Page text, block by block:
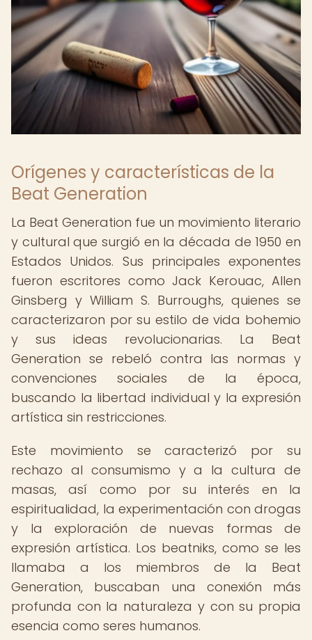
Orígenes y características de la
Beat Generation
La Beat Generation fue un movimiento literario
y cultural que surgió en la década de 1950 en
Estados Unidos. Sus principales exponentes
fueron escritores como Jack Kerouac, Allen
Ginsberg y William S. Burroughs, quienes se
caracterizaron por su estilo de vida bohemio
y sus ideas revolucionarias. La Beat
Generation se rebeló contra las normas y
convenciones sociales de la época,
buscando la libertad individual y la expresión
artística sin restricciones.
Este movimiento se caracterizó por su
rechazo al consumismo y a la cultura de
masas, así como por su interés en la
espiritualidad, la experimentación con drogas
y la exploración de nuevas formas de
expresión artística. Los beatniks, como se les
llamaba a los miembros de la Beat
Generation, buscaban una conexión más
profunda con la naturaleza y con su propia
esencia como seres humanos.